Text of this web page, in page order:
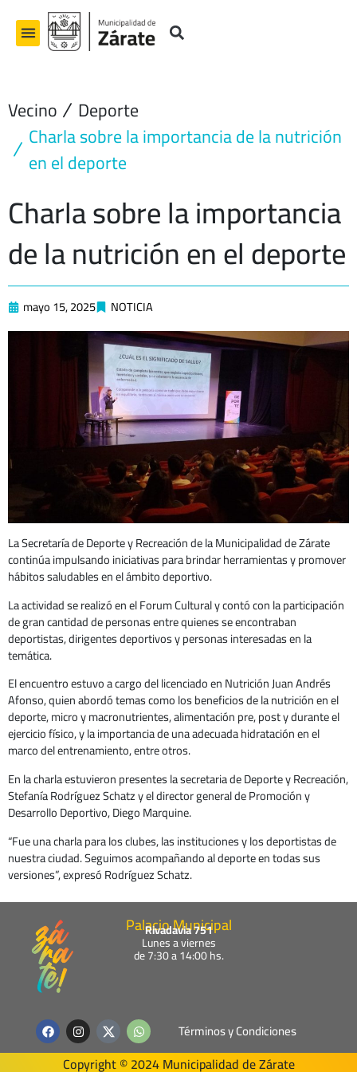
contenido
Vecino Deporte
Charla sobre la importancia de la nutrición
en el deporte
Charla sobre la importancia
de la nutrición en el deporte
mayo 15, 2025 NOTICIA
La Secretaría de Deporte y Recreación de la Municipalidad de Zárate
continúa impulsando iniciativas para brindar herramientas y promover
hábitos saludables en el ámbito deportivo.
La actividad se realizó en el Forum Cultural y contó con la participación
de gran cantidad de personas entre quienes se encontraban
deportistas, dirigentes deportivos y personas interesadas en la
temática.
El encuentro estuvo a cargo del licenciado en Nutrición Juan Andrés
Afonso, quien abordó temas como los beneficios de la nutrición en el
deporte, micro y macronutrientes, alimentación pre, post y durante el
ejercicio físico, y la importancia de una adecuada hidratación en el
marco del entrenamiento, entre otros.
En la charla estuvieron presentes la secretaria de Deporte y Recreación,
Stefanía Rodríguez Schatz y el director general de Promoción y
Desarrollo Deportivo, Diego Marquine.
“Fue una charla para los clubes, las instituciones y los deportistas de
nuestra ciudad. Seguimos acompañando al deporte en todas sus
versiones”, expresó Rodríguez Schatz.
Palacio Municipal
Rivadavia 751
Lunes a viernes
de 7:30 a 14:00 hs.
F
a
c
e
I
n
s
t
W
h
a
t
Términos y Condiciones
Copyright © 2024 Municipalidad de Zárate